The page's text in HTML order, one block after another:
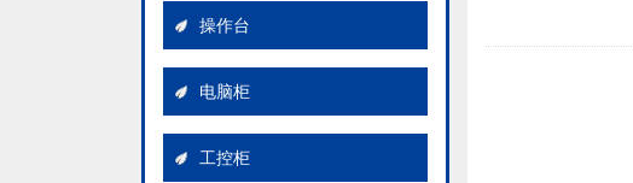
操作台
电脑柜
工控柜